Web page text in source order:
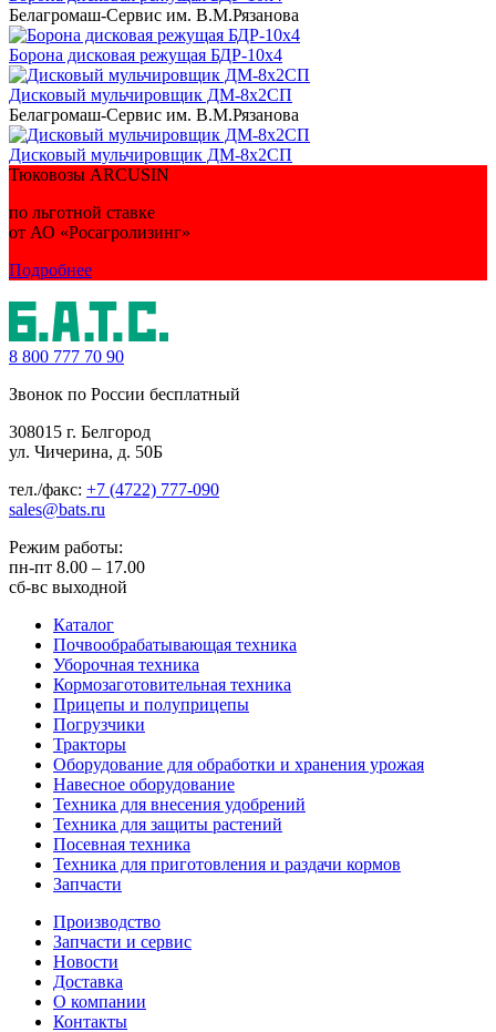
Белагромаш-Сервис им. В.М.Рязанова
Борона дисковая режущая БДР-10х4
Дисковый мульчировщик ДМ-8х2СП
Белагромаш-Сервис им. В.М.Рязанова
Дисковый мульчировщик ДМ-8х2СП
Тюковозы ARCUSIN
по льготной ставке
от АО «Росагролизинг»
Подробнее
8 800 777 70 90
Звонок по России бесплатный
308015 г. Белгород
ул. Чичерина, д. 50Б
тел./факс: +7 (4722) 777-090
sales@bats.ru
Режим работы:
пн-пт 8.00 – 17.00
сб-вс выходной
Каталог
Почвообрабатывающая техника
Уборочная техника
Кормозаготовительная техника
Прицепы и полуприцепы
Погрузчики
Тракторы
Оборудование для обработки и хранения урожая
Навесное оборудование
Техника для внесения удобрений
Техника для защиты растений
Посевная техника
Техника для приготовления и раздачи кормов
Запчасти
Производство
Запчасти и сервис
Новости
Доставка
О компании
Контакты